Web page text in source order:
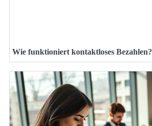
Wie funktioniert kontaktloses Bezahlen?